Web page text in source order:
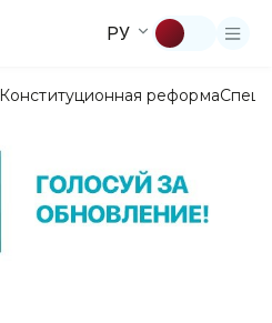
РУ
Конституционная реформа